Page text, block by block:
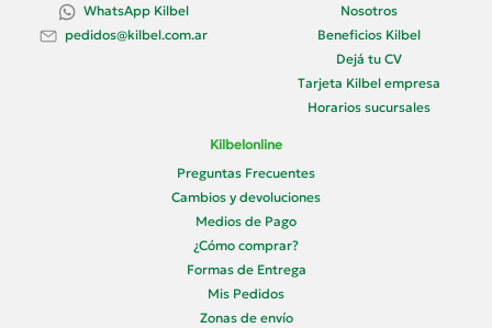
WhatsApp Kilbel
pedidos@kilbel.com.ar
Nosotros
Beneficios Kilbel
Dejá tu CV
Tarjeta Kilbel empresa
Horarios sucursales
Kilbelonline
Preguntas Frecuentes
Cambios y devoluciones
Medios de Pago
¿Cómo comprar?
Formas de Entrega
Mis Pedidos
Zonas de envío